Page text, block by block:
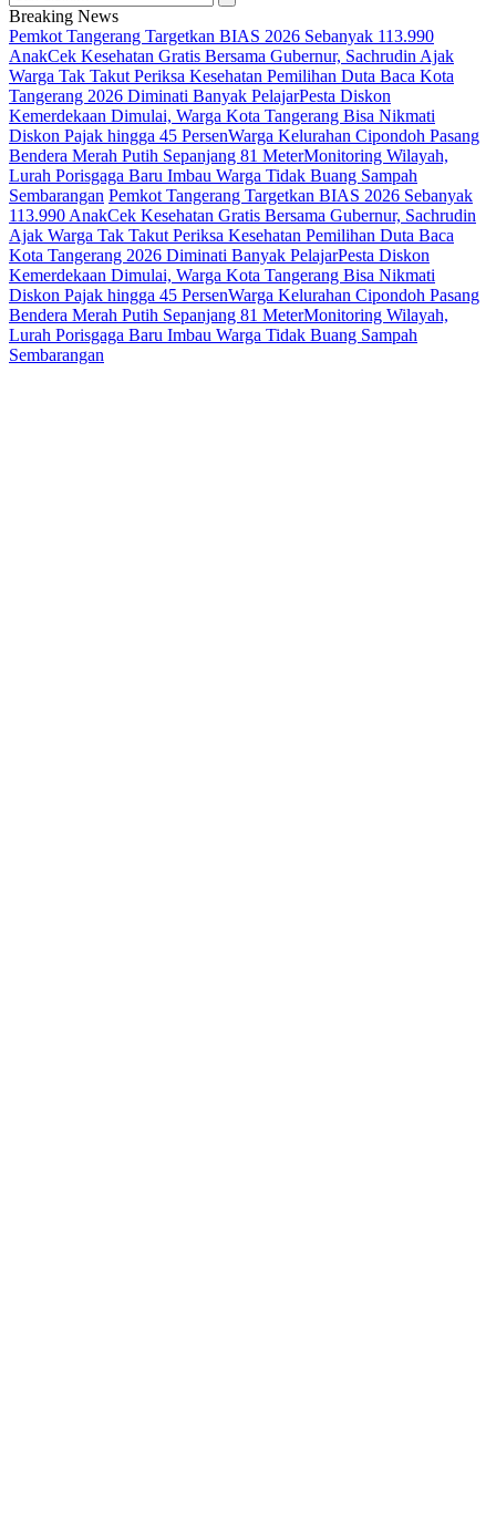
Breaking News
Pemkot Tangerang Targetkan BIAS 2026 Sebanyak 113.990
AnakCek Kesehatan Gratis Bersama Gubernur, Sachrudin Ajak
Warga Tak Takut Periksa Kesehatan Pemilihan Duta Baca Kota
Tangerang 2026 Diminati Banyak PelajarPesta Diskon
Kemerdekaan Dimulai, Warga Kota Tangerang Bisa Nikmati
Diskon Pajak hingga 45 PersenWarga Kelurahan Cipondoh Pasang
Bendera Merah Putih Sepanjang 81 MeterMonitoring Wilayah,
Lurah Porisgaga Baru Imbau Warga Tidak Buang Sampah
Sembarangan Pemkot Tangerang Targetkan BIAS 2026 Sebanyak
113.990 AnakCek Kesehatan Gratis Bersama Gubernur, Sachrudin
Ajak Warga Tak Takut Periksa Kesehatan Pemilihan Duta Baca
Kota Tangerang 2026 Diminati Banyak PelajarPesta Diskon
Kemerdekaan Dimulai, Warga Kota Tangerang Bisa Nikmati
Diskon Pajak hingga 45 PersenWarga Kelurahan Cipondoh Pasang
Bendera Merah Putih Sepanjang 81 MeterMonitoring Wilayah,
Lurah Porisgaga Baru Imbau Warga Tidak Buang Sampah
Sembarangan